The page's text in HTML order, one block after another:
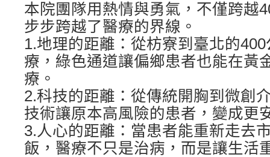
本院團隊用熱情與勇氣，不僅跨越
步步跨越了醫療的界線。
1.地理的距離：從枋寮到臺北的
療，綠色通道讓偏鄉患者也能在黃
療。
2.科技的距離：從傳統開胸到微創
技術讓原本高風險的患者，變成更
3.人心的距離：當患者能重新走去
飯，醫療不只是治病，而是讓生活